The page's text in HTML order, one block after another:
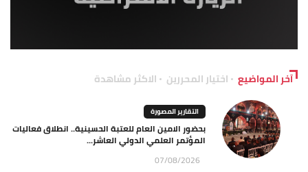
آخر المواضيع اختيار المحررين الاكثر مشاهدة
التقارير المصورة
بحضور الامين العام للعتبة الحسينية.. انطلاق فعاليات
المؤتمر العلمي الدولي العاشر...
07/08/2026